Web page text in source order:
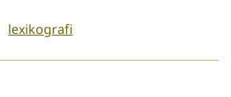
lexikografi